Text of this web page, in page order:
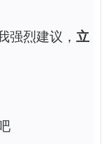
强烈建议， 立